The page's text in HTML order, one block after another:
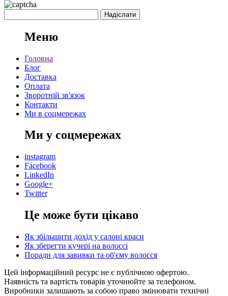
Меню
Головна
Блог
Доставка
Оплата
Зворотній зв'язок
Контакти
Ми в соцмережах
Ми у соцмережах
instagram
Facebook
LinkedIn
Google+
Twitter
Це може бути цікаво
Як збільшити дохід у салоні краси
Як зберегти кучері на волоссі
Поради для завивки та об'єму волосся
Цей інформаційний ресурс не є публічною офертою.
Наявність та вартість товарів уточнюйте за телефоном.
Виробники залишають за собою право змінювати технічні